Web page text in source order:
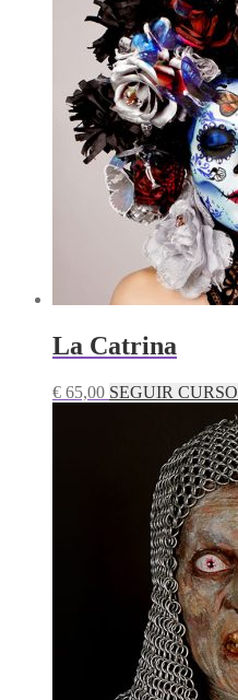
La Catrina
€ 65,00 SEGUIR CURSO